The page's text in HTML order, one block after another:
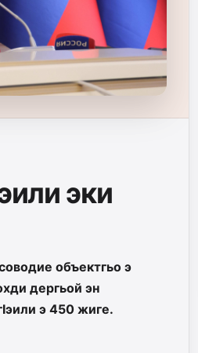
эки
объектгьо э
дергьой эн
э 450 жиге.